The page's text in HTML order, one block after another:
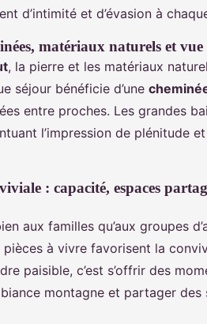
d’intimité et d’évasion à
matériaux naturels et
, la pierre et les matériaux
séjour bénéficie d’une
entre proches. Les grandes
l’impression de plénitude
: capacité, espaces
aux familles qu’aux groupes
pièces à vivre favorisent la
paisible, c’est s’offrir des
montagne et partager des